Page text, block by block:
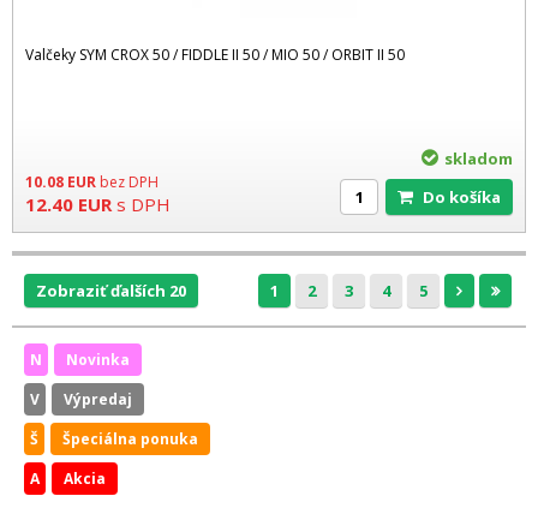
Valčeky SYM CROX 50 / FIDDLE II 50 / MIO 50 / ORBIT II 50
10.08 EUR bez DPH
12.40 EUR s DPH
skladom
Do košíka
Zobraziť ďalších 20 1 2 3 4 5
N
Novinka
V
Výpredaj
Š
Špeciálna ponuka
A
Akcia